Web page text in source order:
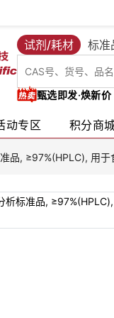
试剂/耗材 标准
甄选即发·焕新价
动专区 积分商
品, ≥97%(HPLC), 用于